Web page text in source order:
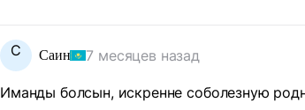
С Саин 7 месяцев назад
Иманды болсын, искренне соболезную